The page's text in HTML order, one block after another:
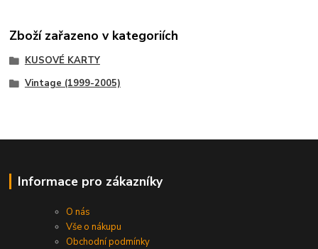
Zboží zařazeno v kategoriích
KUSOVÉ KARTY
Vintage (1999-2005)
Informace pro zákazníky
O nás
Vše o nákupu
Obchodní podmínky